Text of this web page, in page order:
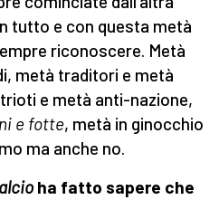
tutto e con questa metà
riconoscere. Metà
metà traditori e metà
e metà anti-nazione,
e fotte, metà in ginocchio
ma anche no.
ha fatto sapere che